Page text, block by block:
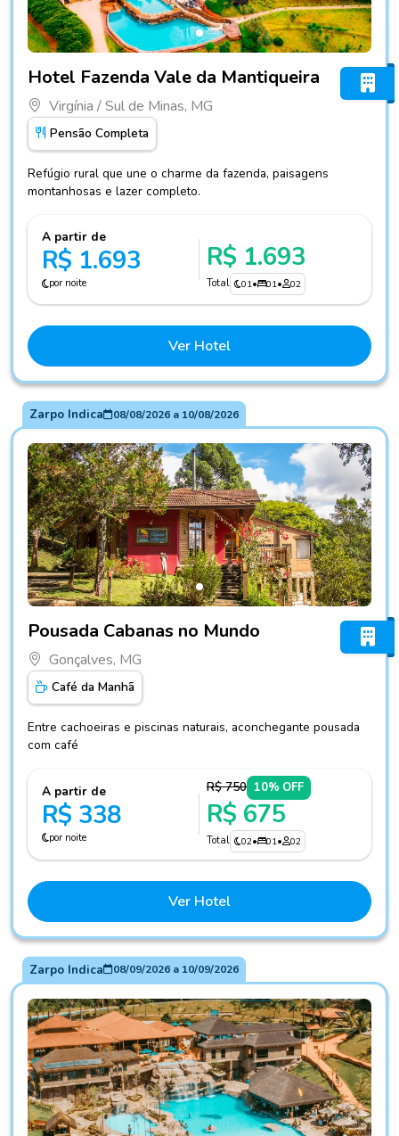
Hotel Fazenda Vale da Mantiqueira
Virgínia / Sul de Minas, MG
Pensão Completa
Refúgio rural que une o charme da fazenda, paisagens
montanhosas e lazer completo.
A partir de
R$ 1.693
por noite
R$ 1.693
Total 01• 01• 02
Ver Hotel
Zarpo Indica 08/08/2026a 10/08/2026
Pousada Cabanas no Mundo
Gonçalves, MG
Café da Manhã
Entre cachoeiras e piscinas naturais, aconchegante pousada
com café
A partir de
R$ 338
por noite
R$ 750 10% OFF
R$ 675
Total 02• 01• 02
Ver Hotel
Zarpo Indica 08/09/2026a 10/09/2026